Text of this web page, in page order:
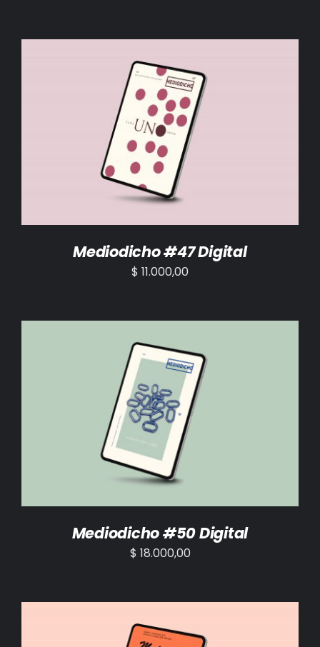
AÑADIR AL CARRITO /
Mediodicho #47 Digital
$ 11.000,00
AÑADIR AL CARRITO /
Mediodicho #50 Digital
$ 18.000,00